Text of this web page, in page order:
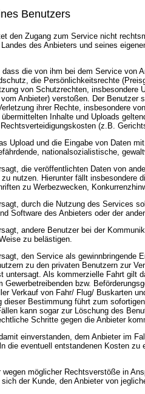
Benutzers
den Zugang zum Service nicht
des Anbieters und seines
die von ihm bei dem Service von
die Persönlichkeitsrechte
von Schutzrechten, insbesondere
Anbieter) verstoßen. Der
ihrer Rechte, insbesondere
Inhalte und Uploads
(z.B.
Upload und die Eingabe von Daten
nationalsozialistische,
die veröffentlichten Daten von
nutzen. Hierunter fällt insbesondere
zu Werbezwecken,
durch die Nutzung des Services
Software des Anbieters oder der
andere Benutzer bei der
zu belästigen.
den Service als gewinnbringende
zu den privaten Benutzern zur
untersagt. Als kommerzielle Fahrt gilt
Gewerbetreibenden bzw.
Verkauf von Fahr/ Flug/ Buskarten
dieser Bestimmung führt zum
kann sogar zur Löschung des
Schritte gegen die Anbieter
einverstanden, dem Anbieter im
die eventuell entstandenen Kosten
möglicher Rechtsverstöße in
der Kunde, den Anbieter von